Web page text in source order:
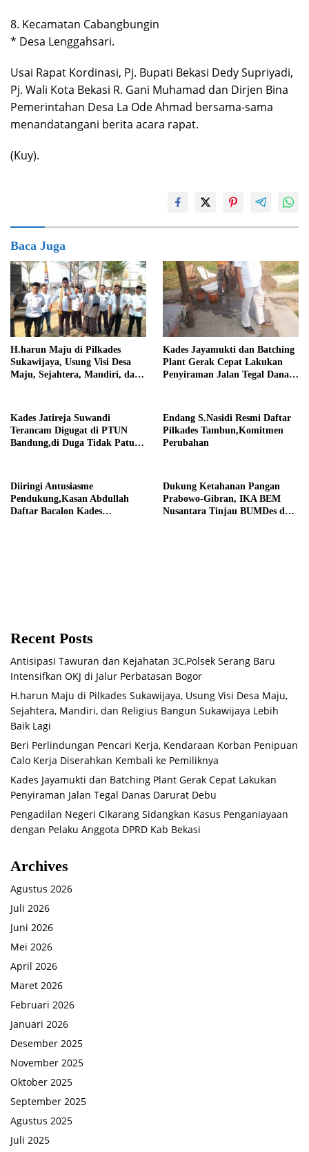
8. Kecamatan Cabangbungin
* Desa Lenggahsari.
Usai Rapat Kordinasi, Pj. Bupati Bekasi Dedy Supriyadi,
Pj. Wali Kota Bekasi R. Gani Muhamad dan Dirjen Bina
Pemerintahan Desa La Ode Ahmad bersama-sama
menandatangani berita acara rapat.
(Kuy).
Baca Juga
H.harun Maju di Pilkades
Sukawijaya, Usung Visi Desa
Maju, Sejahtera, Mandiri, dan
Kades Jayamukti dan Batching
Plant Gerak Cepat Lakukan
Penyiraman Jalan Tegal Danas
Kades Jatireja Suwandi
Terancam Digugat di PTUN
Bandung,di Duga Tidak Patuhi
Endang S.Nasidi Resmi Daftar
Pilkades Tambun,Komitmen
Perubahan
Diiringi Antusiasme
Pendukung,Kasan Abdullah
Daftar Bacalon Kades
Dukung Ketahanan Pangan
Prabowo-Gibran, IKA BEM
Nusantara Tinjau BUMDes dan
Recent Posts
Antisipasi Tawuran dan Kejahatan 3C,Polsek Serang Baru
Intensifkan OKJ di Jalur Perbatasan Bogor
H.harun Maju di Pilkades Sukawijaya, Usung Visi Desa Maju,
Sejahtera, Mandiri, dan Religius Bangun Sukawijaya Lebih
Baik Lagi
Beri Perlindungan Pencari Kerja, Kendaraan Korban Penipuan
Calo Kerja Diserahkan Kembali ke Pemiliknya
Kades Jayamukti dan Batching Plant Gerak Cepat Lakukan
Penyiraman Jalan Tegal Danas Darurat Debu
Pengadilan Negeri Cikarang Sidangkan Kasus Penganiayaan
dengan Pelaku Anggota DPRD Kab Bekasi
Archives
Agustus 2026
Juli 2026
Juni 2026
Mei 2026
April 2026
Maret 2026
Februari 2026
Januari 2026
Desember 2025
November 2025
Oktober 2025
September 2025
Agustus 2025
Juli 2025